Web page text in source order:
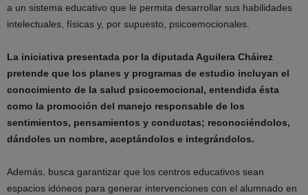
a un sistema educativo que le permita desarrollar sus habilidades
intelectuales, físicas y, por supuesto, psicoemocionales.
La iniciativa presentada por la diputada Aguilera Cháirez
pretende que los planes y programas de estudio incluyan el
conocimiento de la salud psicoemocional, entendida ésta
como la promoción del manejo responsable de los
sentimientos, pensamientos y conductas; reconociéndolos,
dándoles un nombre, aceptándolos e integrándolos.
Además, busca garantizar que los centros educativos sean
espacios idóneos para generar intervenciones con el alumnado en